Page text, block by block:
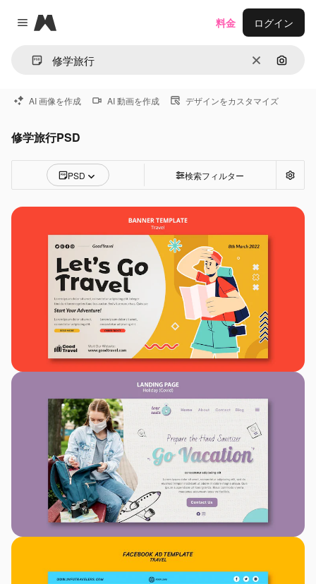
Close menu
Magnific
消去 画像で
料金 ログイン
AI 画像を作成 AI 動画を作成 デザインをカスタマイズ
修学旅行PSD
PSD 検索フィルター